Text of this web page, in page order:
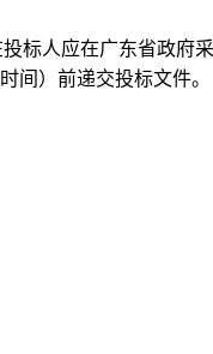
标人应在广东省政府
间）前递交投标文件。